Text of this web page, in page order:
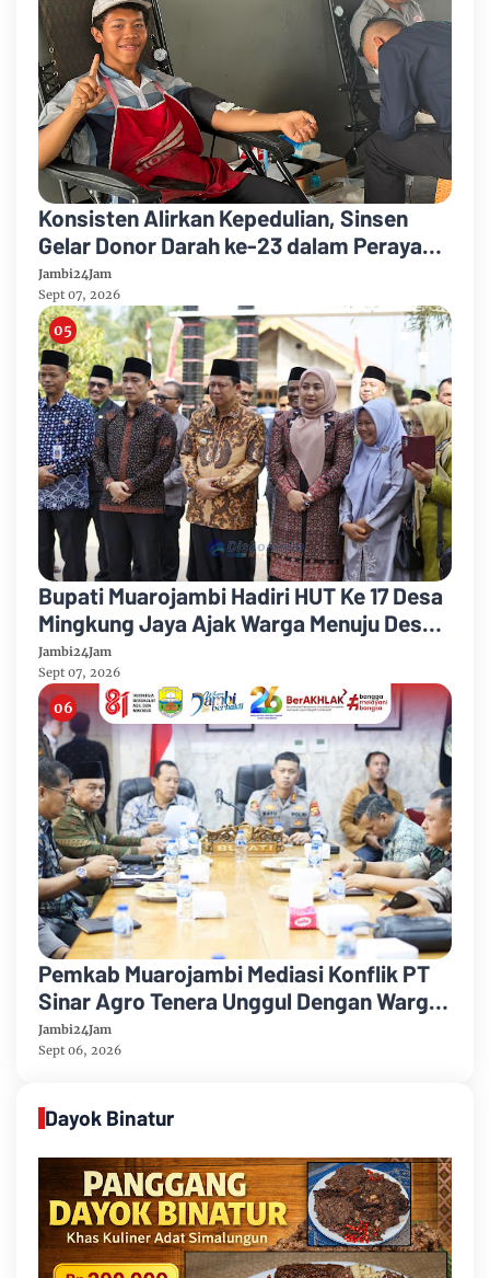
Konsisten Alirkan Kepedulian, Sinsen
Gelar Donor Darah ke-23 dalam Perayaan
Anniversary Sinsen
Jambi24Jam
Sept 07, 2026
Bupati Muarojambi Hadiri HUT Ke 17 Desa
Mingkung Jaya Ajak Warga Menuju Desa
Mandiri 2026
Jambi24Jam
Sept 07, 2026
Pemkab Muarojambi Mediasi Konflik PT
Sinar Agro Tenera Unggul Dengan Warga
Sipin Teluk Duren
Jambi24Jam
Sept 06, 2026
Dayok Binatur